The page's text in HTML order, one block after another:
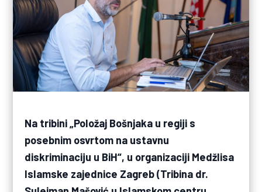
Na tribini „Položaj Bošnjaka u regiji s
posebnim osvrtom na ustavnu
diskriminaciju u BiH“, u organizaciji Medžlisa
Islamske zajednice Zagreb (Tribina dr.